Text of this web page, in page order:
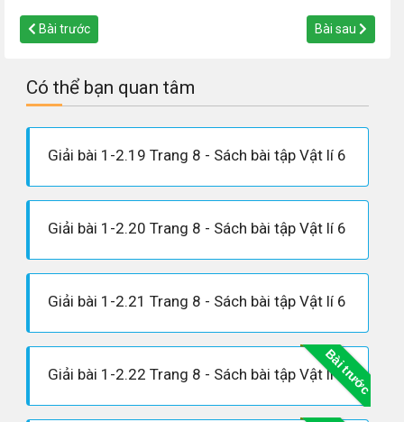
Bài trước Bài sau
Có thể bạn quan tâm
Giải bài 1-2.19 Trang 8 - Sách bài tập Vật lí 6
Giải bài 1-2.20 Trang 8 - Sách bài tập Vật lí 6
Giải bài 1-2.21 Trang 8 - Sách bài tập Vật lí 6
Bài trước
Giải bài 1-2.22 Trang 8 - Sách bài tập Vật lí 6